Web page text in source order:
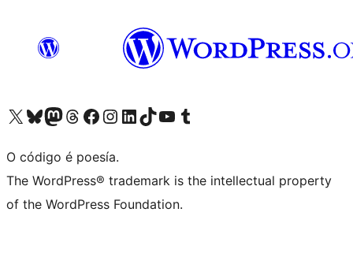
Visita la cuenta de X (anteriormente Twitter)
Visita a nosa conta de Bluesky
Visita a nosa conta de Mastodon
Visita a nosa conta de Threads
Visita a nosa páxina de Facebook
Visita a nosa conta de Instagram
Visita a nosa conta de LinkedIn
Visita a nosa conta de TikTok
Visita a nosa canle de YouTube
Visita a nosa conta de Tumblr
O código é poesía.
The WordPress® trademark is the intellectual property
of the WordPress Foundation.